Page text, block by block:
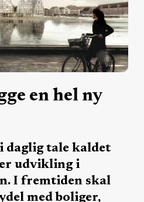
en hel ny
daglig tale kaldet
udvikling i
I fremtiden skal
med boliger,